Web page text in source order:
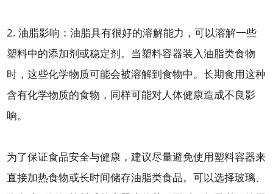
2. 油脂影响：油脂具有很好的溶解能力，可以溶解一些
塑料中的添加剂或稳定剂。当塑料容器装入油脂类食物
时，这些化学物质可能会被溶解到食物中。长期食用这种
含有化学物质的食物，同样可能对人体健康造成不良影
响。
为了保证食品安全与健康，建议尽量避免使用塑料容器来
直接加热食物或长时间储存油脂类食品。可以选择玻璃、